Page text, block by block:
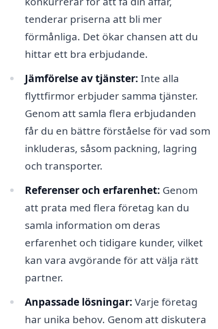
tenderar priserna att bli mer
förmånliga. Det ökar chansen att du
hittar ett bra erbjudande.
Jämförelse av tjänster: Inte alla
flyttfirmor erbjuder samma tjänster.
Genom att samla flera erbjudanden
får du en bättre förståelse för vad som
inkluderas, såsom packning, lagring
och transporter.
Referenser och erfarenhet: Genom
att prata med flera företag kan du
samla information om deras
erfarenhet och tidigare kunder, vilket
kan vara avgörande för att välja rätt
partner.
Anpassade lösningar: Varje företag
har unika behov. Genom att diskutera